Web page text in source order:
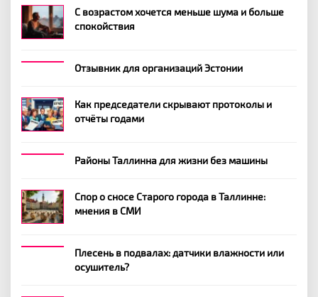
С возрастом хочется меньше шума и больше
спокойствия
Отзывник для организаций Эстонии
Как председатели скрывают протоколы и
отчёты годами
Районы Таллинна для жизни без машины
Спор о сносе Старого города в Таллинне:
мнения в СМИ
Плесень в подвалах: датчики влажности или
осушитель?